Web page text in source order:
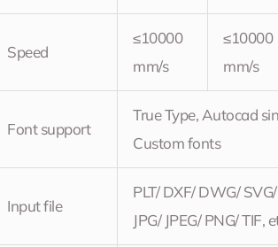
Speed
≤10000
mm/s
≤10000
mm/s
Font support
True Type, Autocad
Custom fonts
Input file
PLT/ DXF/ DWG/
JPG/ JPEG/ PNG/ TIF,